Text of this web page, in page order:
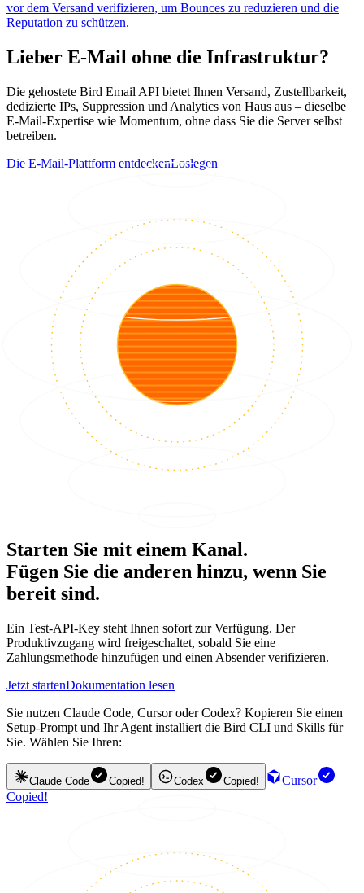
vor dem Versand verifizieren, um Bounces zu reduzieren und die
Reputation zu schützen.
Lieber E-Mail ohne die Infrastruktur?
Die gehostete Bird Email API bietet Ihnen Versand, Zustellbarkeit,
dedizierte IPs, Suppression und Analytics von Haus aus – dieselbe
E-Mail-Expertise wie Momentum, ohne dass Sie die Server selbst
betreiben.
Die E-Mail-Plattform entdeckenLoslegen
Starten Sie mit einem Kanal.
Fügen Sie die anderen hinzu, wenn Sie
bereit sind.
Ein Test-API-Key steht Ihnen sofort zur Verfügung. Der
Produktivzugang wird freigeschaltet, sobald Sie eine
Zahlungsmethode hinzufügen und einen Absender verifizieren.
Jetzt startenDokumentation lesen
Sie nutzen Claude Code, Cursor oder Codex? Kopieren Sie einen
Setup-Prompt und Ihr Agent installiert die Bird CLI und Skills für
Sie. Wählen Sie Ihren:
Claude Code Copied! Codex Copied!
Cursor
Copied!